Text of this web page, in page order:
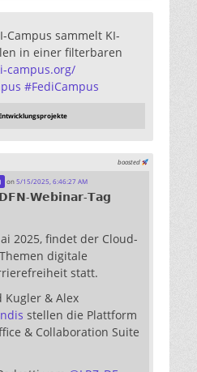
Campus sammelt KI-
in einer filterbaren
campus.org/
#FediCampus
boosted
on5/15/2025, 6:46:27 AM
𝗪𝗲𝗯𝗶𝗻𝗮𝗿-𝗧𝗮𝗴
2025, findet der Cloud-
digitale
statt.
& Alex
stellen die Plattform
& Collaboration Suite